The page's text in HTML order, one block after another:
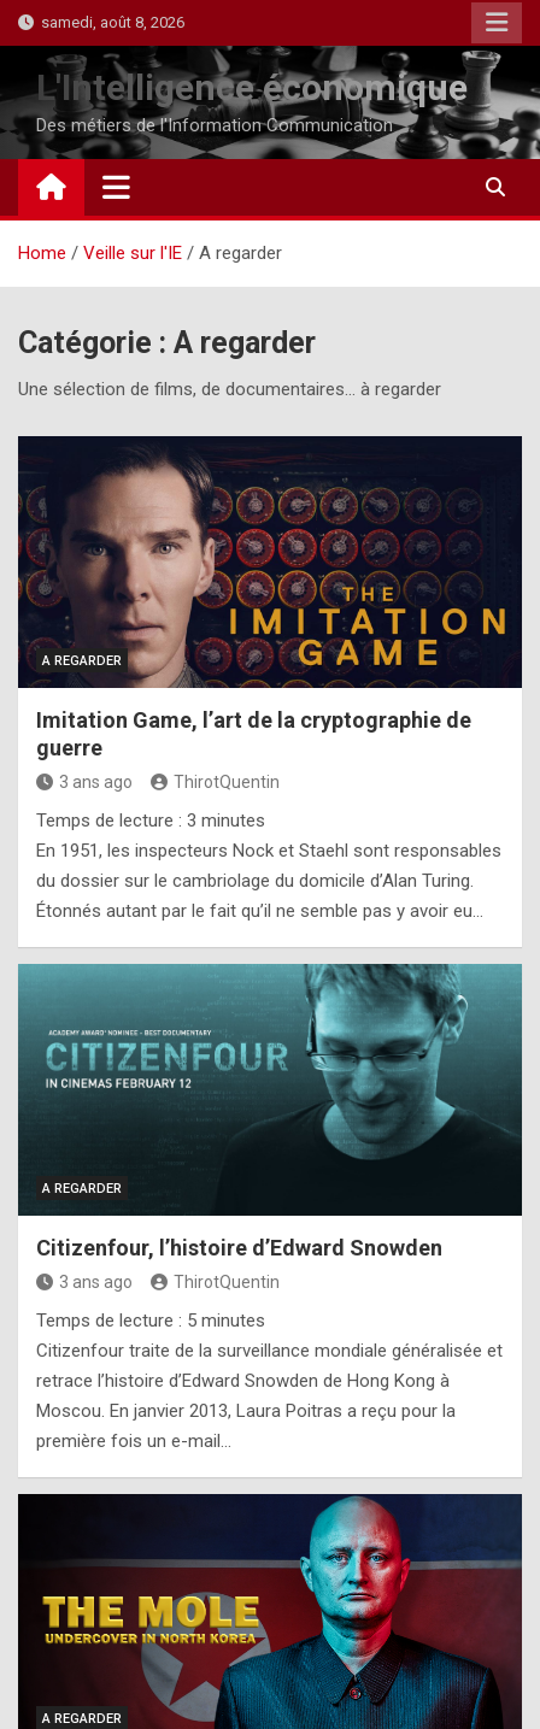
Skip
to
content
samedi, août 8, 2026
L'Intelligence économique
Des métiers de l'Information Communication
Home Veille sur l'IE A regarder
Catégorie : A regarder
Une sélection de films, de documentaires… à regarder
A REGARDER
Imitation Game, l’art de la cryptographie de
guerre
3 ans ago ThirotQuentin
Temps de lecture : 3 minutes
En 1951, les inspecteurs Nock et Staehl sont responsables
du dossier sur le cambriolage du domicile d’Alan Turing.
Étonnés autant par le fait qu’il ne semble pas y avoir eu…
A REGARDER
Citizenfour, l’histoire d’Edward Snowden
3 ans ago ThirotQuentin
Temps de lecture : 5 minutes
Citizenfour traite de la surveillance mondiale généralisée et
retrace l’histoire d’Edward Snowden de Hong Kong à
Moscou. En janvier 2013, Laura Poitras a reçu pour la
première fois un e-mail…
A REGARDER